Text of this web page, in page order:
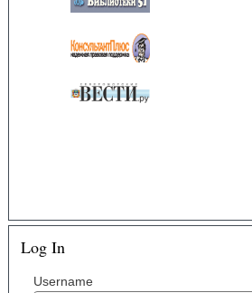
Log In
Username